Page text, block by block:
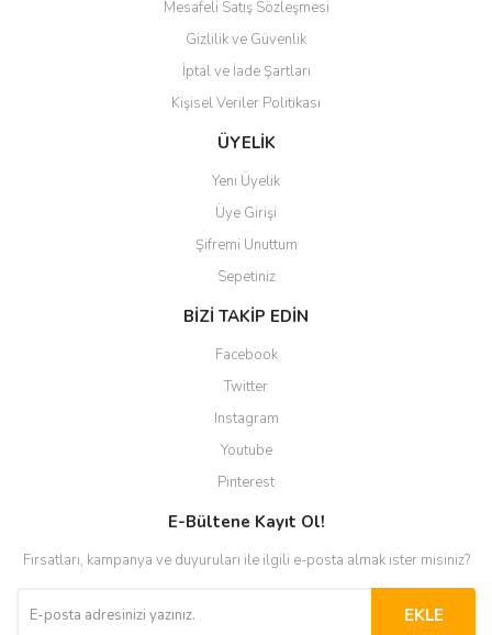
Gönder
Mesafeli Satış Sözleşmesi
Gizlilik ve Güvenlik
İptal ve İade Şartları
Kişisel Veriler Politikası
ÜYELİK
Yeni Üyelik
Üye Girişi
Şifremi Unuttum
Sepetiniz
BİZİ TAKİP EDİN
Facebook
Twitter
Instagram
Youtube
Pinterest
E-Bültene Kayıt Ol!
Fırsatları, kampanya ve duyuruları ile ilgili e-posta almak ister misiniz?
EKLE